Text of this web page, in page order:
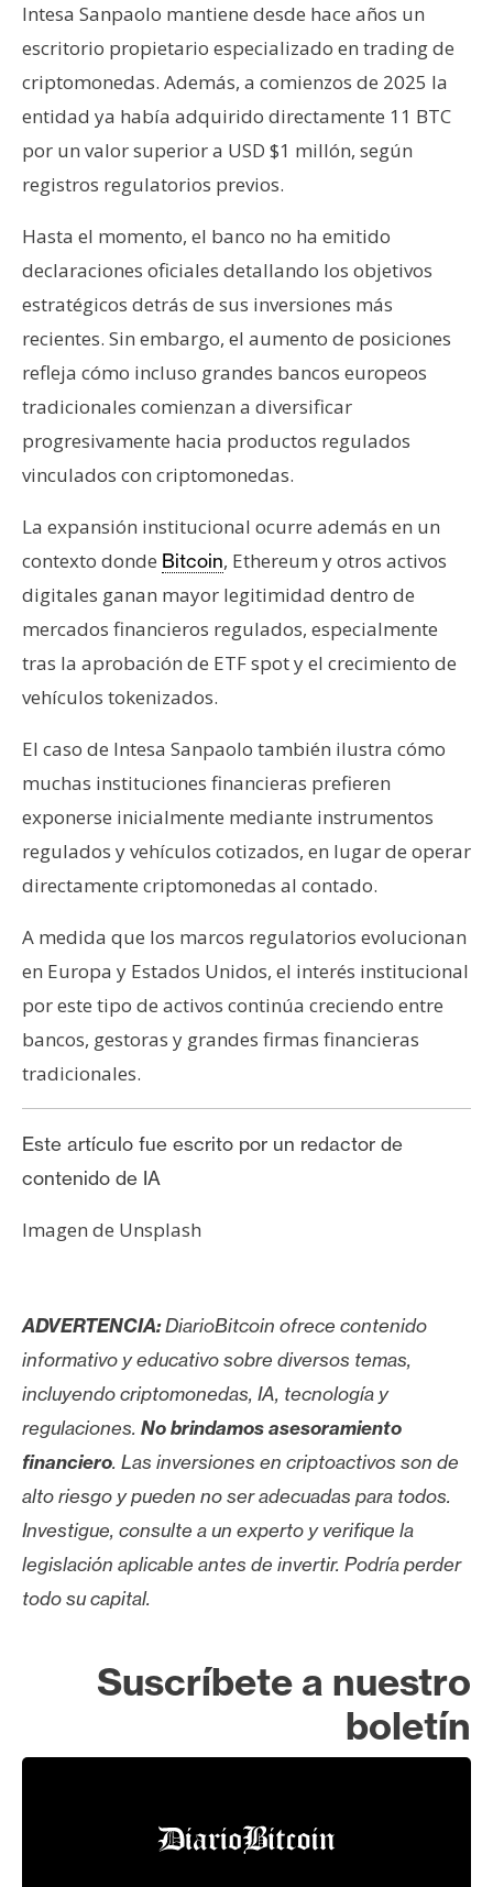
Intesa Sanpaolo mantiene desde hace años un
escritorio propietario especializado en trading de
criptomonedas. Además, a comienzos de 2025 la
entidad ya había adquirido directamente 11 BTC
por un valor superior a USD $1 millón, según
registros regulatorios previos.
Hasta el momento, el banco no ha emitido
declaraciones oficiales detallando los objetivos
estratégicos detrás de sus inversiones más
recientes. Sin embargo, el aumento de posiciones
refleja cómo incluso grandes bancos europeos
tradicionales comienzan a diversificar
progresivamente hacia productos regulados
vinculados con criptomonedas.
La expansión institucional ocurre además en un
contexto donde Bitcoin, Ethereum y otros activos
digitales ganan mayor legitimidad dentro de
mercados financieros regulados, especialmente
tras la aprobación de ETF spot y el crecimiento de
vehículos tokenizados.
El caso de Intesa Sanpaolo también ilustra cómo
muchas instituciones financieras prefieren
exponerse inicialmente mediante instrumentos
regulados y vehículos cotizados, en lugar de operar
directamente criptomonedas al contado.
A medida que los marcos regulatorios evolucionan
en Europa y Estados Unidos, el interés institucional
por este tipo de activos continúa creciendo entre
bancos, gestoras y grandes firmas financieras
tradicionales.
Este artículo fue escrito por un redactor de
contenido de IA
Imagen de Unsplash
ADVERTENCIA:DiarioBitcoin ofrece contenido
informativo y educativo sobre diversos temas,
incluyendo criptomonedas, IA, tecnología y
regulaciones. No brindamos asesoramiento
financiero. Las inversiones en criptoactivos son de
alto riesgo y pueden no ser adecuadas para todos.
Investigue, consulte a un experto y verifique la
legislación aplicable antes de invertir. Podría perder
todo su capital.
Suscríbete a nuestro
boletín